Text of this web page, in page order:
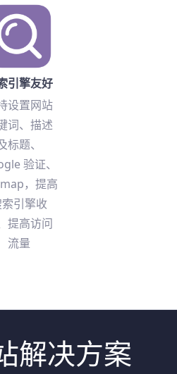
引擎友好
设置网站
词、描述
标题、
验证、
，提高
引擎收
提高访问
流量
解决方案